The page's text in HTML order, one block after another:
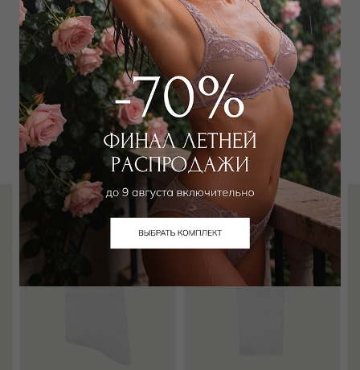
Добавить в избранное
Забронировать в магазине
Вам может подойти